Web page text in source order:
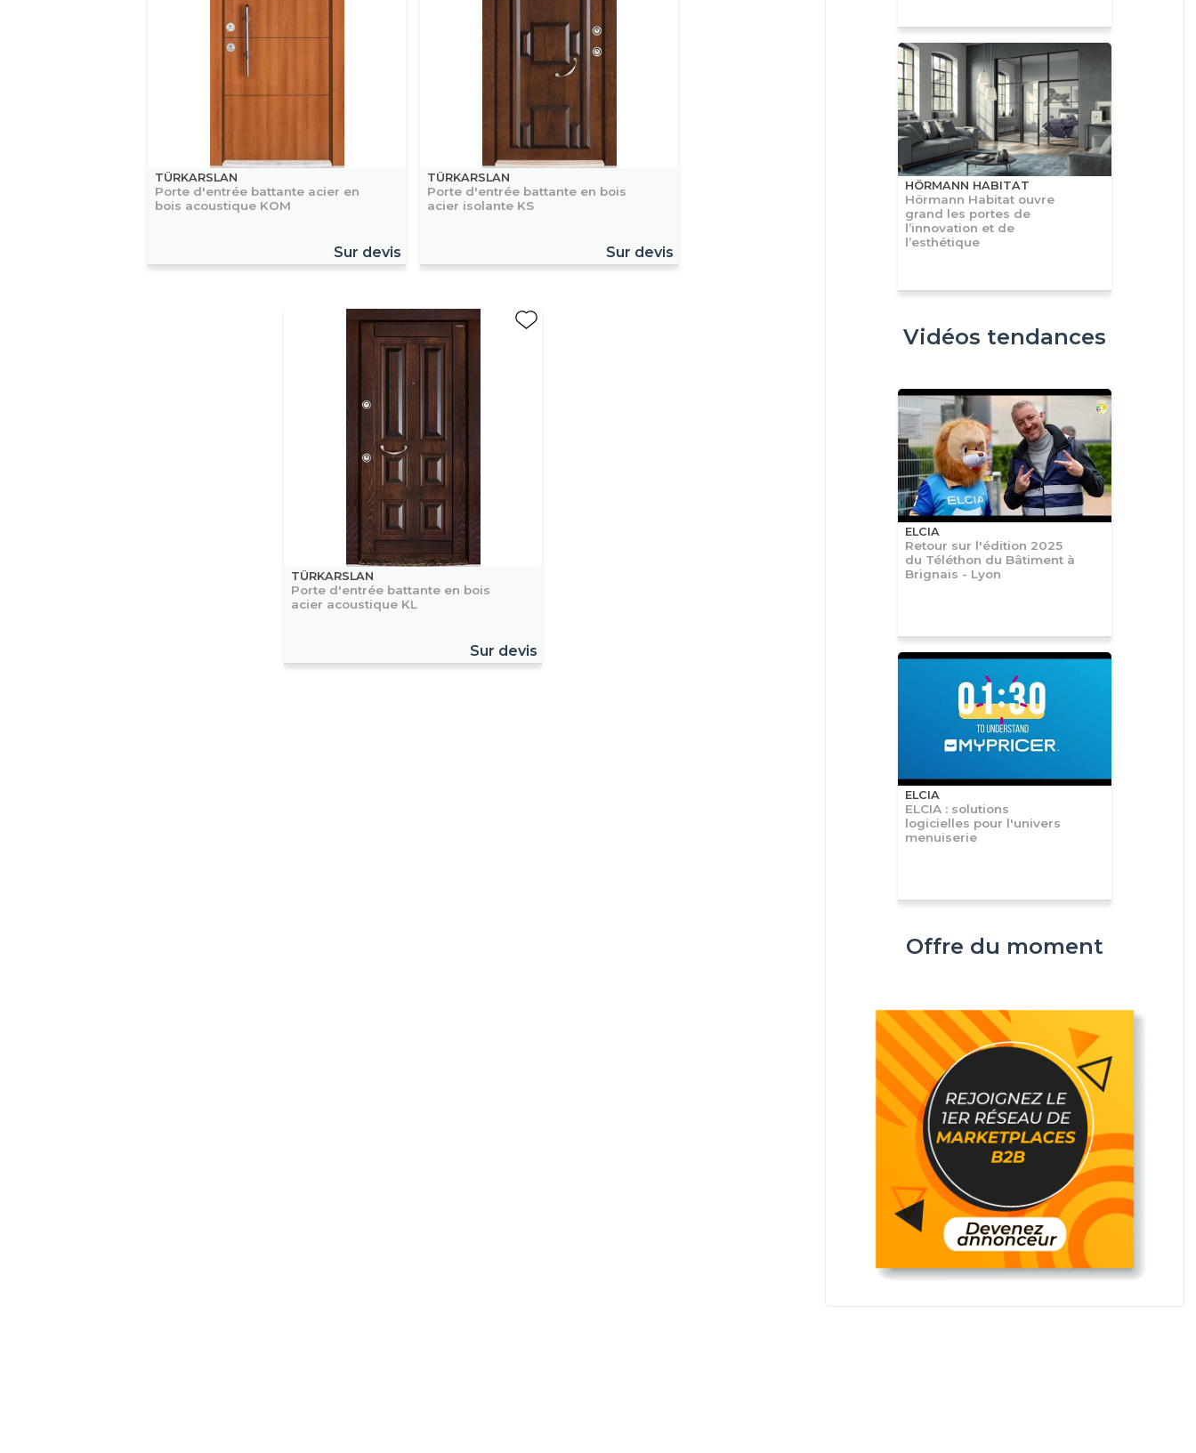
TÜRKARSLAN
Porte d'entrée battante acier en
bois acoustique KOM
Sur devis
TÜRKARSLAN
Porte d'entrée battante en bois
acier isolante KS
Sur devis
TÜRKARSLAN
Porte d'entrée battante en bois
acier acoustique KL
Sur devis
HÖRMANN HABITAT
Hörmann Habitat ouvre
grand les portes de
l’innovation et de
l’esthétique
Vidéos tendances
ELCIA
Retour sur l'édition 2025
du Téléthon du Bâtiment à
Brignais - Lyon
ELCIA
ELCIA : solutions
logicielles pour l'univers
menuiserie
Offre du moment